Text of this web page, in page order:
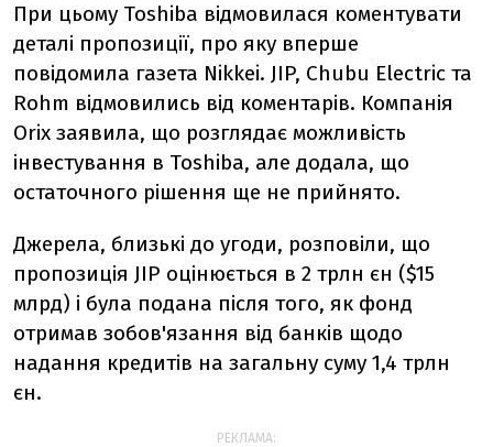
При цьому Toshiba відмовилася коментувати
деталі пропозиції, про яку вперше
повідомила газета Nikkei. JIP, Chubu Electric та
Rohm відмовились від коментарів. Компанія
Orix заявила, що розглядає можливість
інвестування в Toshiba, але додала, що
остаточного рішення ще не прийнято.
Джерела, близькі до угоди, розповіли, що
пропозиція JIP оцінюється в 2 трлн єн ($15
млрд) і була подана після того, як фонд
отримав зобов'язання від банків щодо
надання кредитів на загальну суму 1,4 трлн
єн.
РЕКЛАМА: